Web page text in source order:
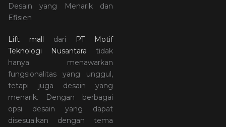
Desain yang Menarik dan
Efisien
Lift mall dari
PT Motif
Teknologi Nusantara tidak
hanya menawarkan
fungsionalitas yang unggul,
tetapi juga desain yang
menarik. Dengan berbagai
opsi desain yang dapat
disesuaikan dengan tema